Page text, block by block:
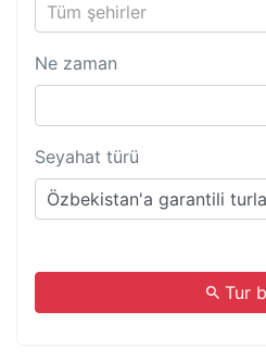
Tüm şehirler
Ne zaman
Seyahat türü
Özbekistan'a garantili
Tur